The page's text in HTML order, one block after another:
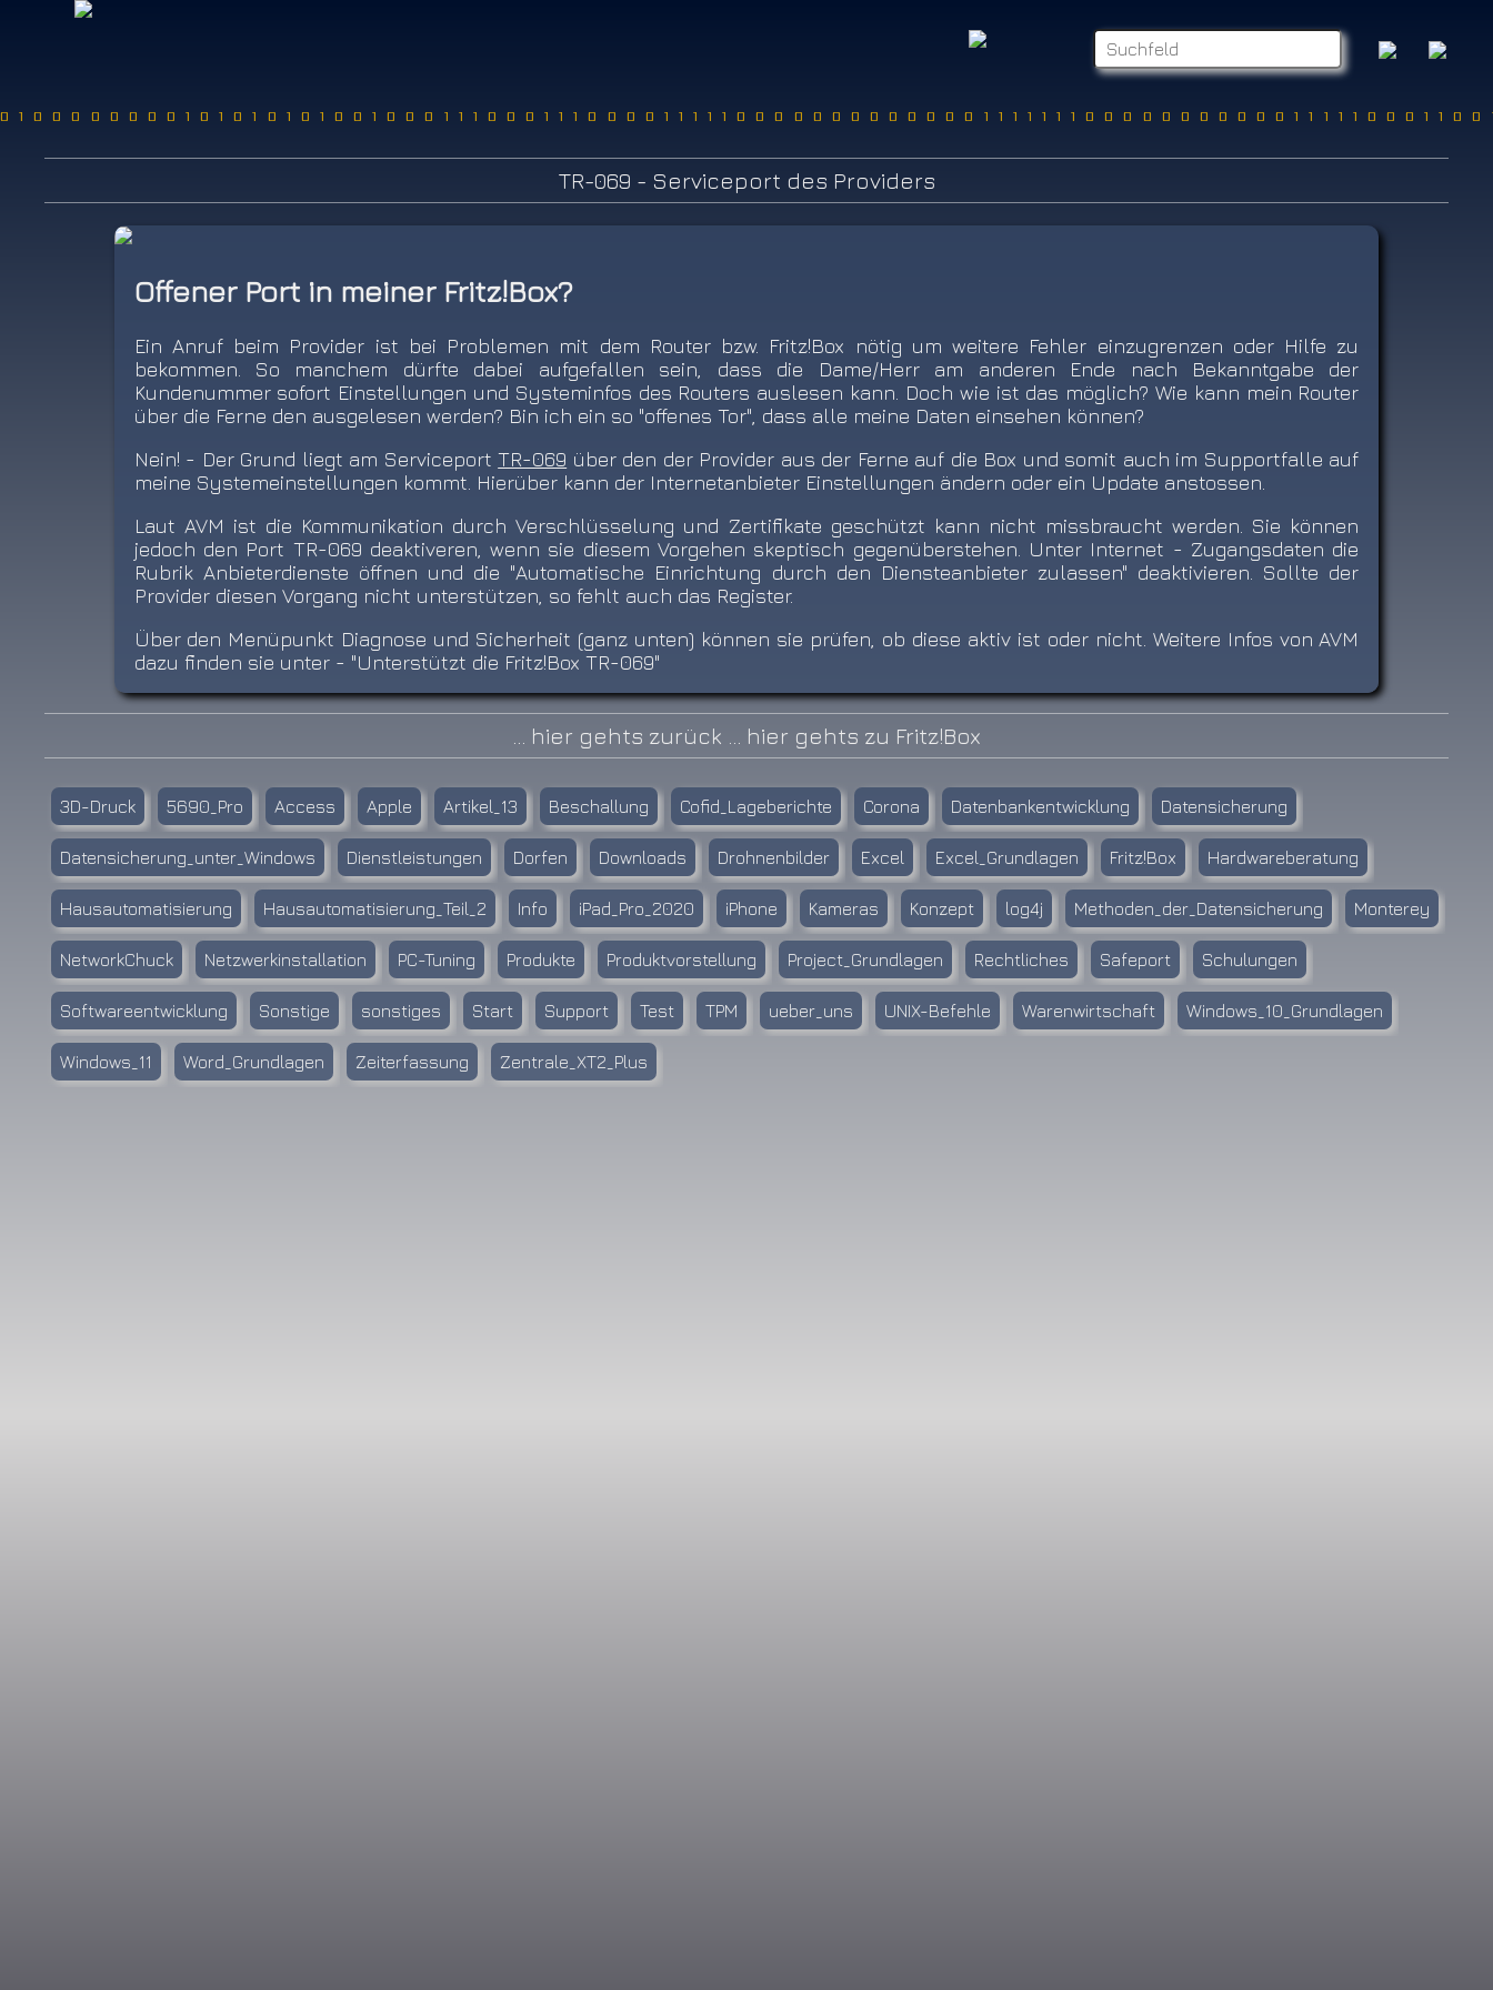
TR-069 - Serviceport des Providers
Offener Port in meiner Fritz!Box?
Ein Anruf beim Provider ist bei Problemen mit dem Router bzw. Fritz!Box nötig um weitere Fehler einzugrenzen oder Hilfe zu
bekommen. So manchem dürfte dabei aufgefallen sein, dass die Dame/Herr am anderen Ende nach Bekanntgabe der
Kundenummer sofort Einstellungen und Systeminfos des Routers auslesen kann. Doch wie ist das möglich? Wie kann mein Router
über die Ferne den ausgelesen werden? Bin ich ein so "offenes Tor", dass alle meine Daten einsehen können?
Nein! - Der Grund liegt am ServiceportTR-069 über den der Provider aus der Ferne auf die Box und somit auch im Supportfalle auf
meine Systemeinstellungen kommt. Hierüber kann der Internetanbieter Einstellungen ändern oder ein Update anstossen.
Laut AVM ist die Kommunikation durch Verschlüsselung und Zertifikate geschützt kann nicht missbraucht werden. Sie können
jedoch den Port TR-069 deaktiveren, wenn sie diesem Vorgehen skeptisch gegenüberstehen. Unter Internet - Zugangsdaten die
Rubrik Anbieterdienste öffnen und die "Automatische Einrichtung durch den Diensteanbieter zulassen" deaktivieren. Sollte der
Provider diesen Vorgang nicht unterstützen, so fehlt auch das Register.
Über den Menüpunkt Diagnose und Sicherheit (ganz unten) können sie prüfen, ob diese aktiv ist oder nicht. Weitere Infos von AVM
dazu finden sie unter - "Unterstützt die Fritz!Box TR-069"
... hier gehts zurück ... hier gehts zu Fritz!Box
3D-Druck 5690_Pro Access Apple Artikel_13 Beschallung Cofid_Lageberichte Corona Datenbankentwicklung Datensicherung
Datensicherung_unter_Windows Dienstleistungen Dorfen Downloads Drohnenbilder Excel Excel_Grundlagen Fritz!Box Hardwareberatung
Hausautomatisierung Hausautomatisierung_Teil_2 Info iPad_Pro_2020 iPhone Kameras Konzept log4j Methoden_der_Datensicherung Monterey
NetworkChuck Netzwerkinstallation PC-Tuning Produkte Produktvorstellung Project_Grundlagen Rechtliches Safeport Schulungen
Softwareentwicklung Sonstige sonstiges Start Support Test TPM ueber_uns UNIX-Befehle Warenwirtschaft Windows_10_Grundlagen
Windows_11 Word_Grundlagen Zeiterfassung Zentrale_XT2_Plus